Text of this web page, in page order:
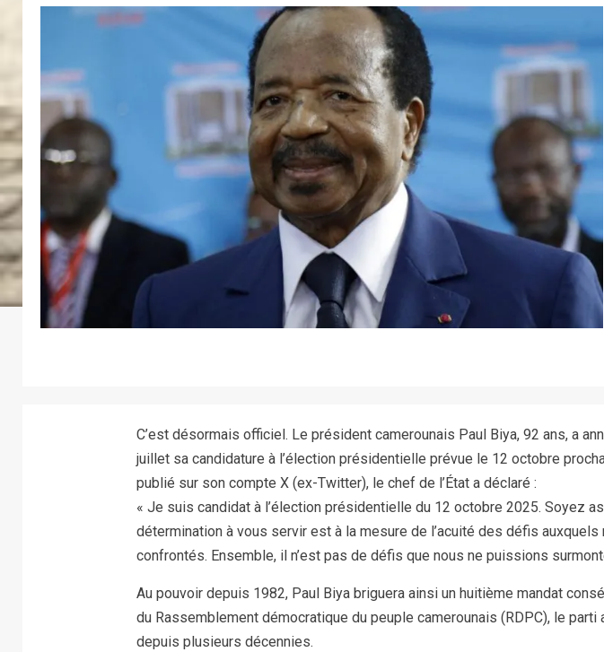
C’est désormais officiel. Le président camerounais Paul Biya, 92 ans, a
juillet sa candidature à l’élection présidentielle prévue le 12 octobre
publié sur son compte X (ex-Twitter), le chef de l’État a déclaré :
« Je suis candidat à l’élection présidentielle du 12 octobre 2025. Soyez
détermination à vous servir est à la mesure de l’acuité des défis
confrontés. Ensemble, il n’est pas de défis que nous ne puissions
Au pouvoir depuis 1982, Paul Biya briguera ainsi un huitième mandat
du Rassemblement démocratique du peuple camerounais (RDPC), le parti
depuis plusieurs décennies.